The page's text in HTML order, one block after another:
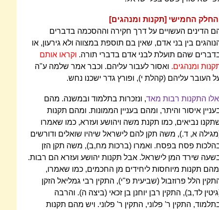
החמישי [תקנות ומנהגים]
הדינים העשויים על דרך חקירה וההסכמה בדברים
בין בני אדם, שאין בם תוספת במצווה ולא גירעון, או
שהם תועלת לבני אדם בדברי תורה. וקראו אותם
ומנהגים. ואסור לעבור עליהם. וכבר אמר שלמה ע"ה
העובר עליהם (קהלת י), ופורץ גדר ישכנו נחש.
התקנות רבות מאד, ונזכרות בתלמוד ובמשנה. מהם
איסור והיתר, ומהם בעניין הממונות. ומהם תקנות
נביאים, כמו תקנת משה ויהושע ועזרא, כמו שאמרו
א, ד.), משה תקן להם לישראל שיהיו שואלים ודורשים
פסח בפסח. ואמרו (ברכות מח,ב), משה תקן הזן
שירד המן לישראל. אבל תקנות יהושע ועזרא הם רבות.
תקנות מיוחסות ליחידים מן החכמים, כמו שאמרו,
הלל פרוזבול (שביעית פ"י), התקין רבי גמליאל הזקן
לד,ב), התקין רבן יוחנן בן זכאי (ביצה ה). והרבה
התקין ר' פלוני, התקין ר' פלוני. ויש מהם תקנות